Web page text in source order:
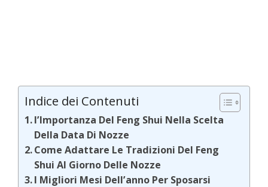
Indice dei Contenuti
l’Importanza Del Feng Shui Nella Scelta
Della Data Di Nozze
Come Adattare Le Tradizioni Del Feng
Shui Al Giorno Delle Nozze
I Migliori Mesi Dell’anno Per Sposarsi